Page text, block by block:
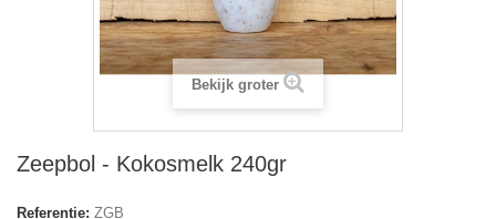
Bekijk groter
Zeepbol - Kokosmelk 240gr
Referentie: ZGB